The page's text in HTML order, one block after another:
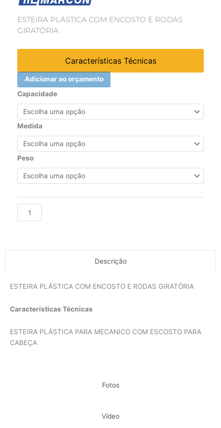
ESTEIRA PLÁSTICA COM ENCOSTO E RODAS
GIRATÓRIA
Características Técnicas
Adicionar ao orçamento
Capacidade
Medida
Peso
ESTEIRA
PARA
MECANICO
quantidade
Descrição
Fotos
Vídeo
ESTEIRA PLÁSTICA COM ENCOSTO E RODAS GIRATÓRIA
Características Técnicas
ESTEIRA PLÁSTICA PARA MECANICO COM ESCOSTO PARA
CABEÇA